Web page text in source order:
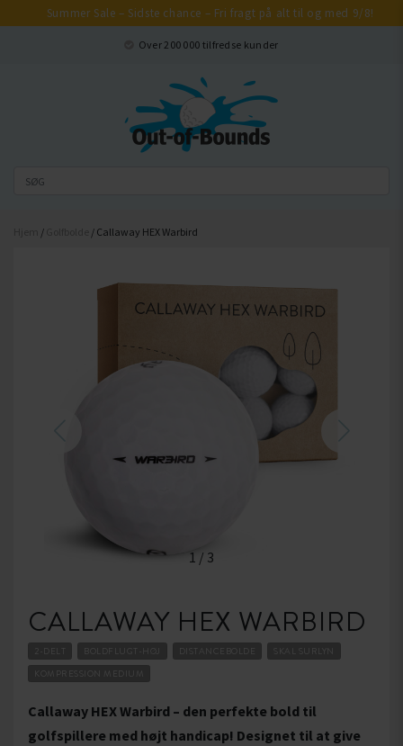
Summer Sale – Sidste chance – Fri fragt på alt til og med 9/8!
Over 200 000 tilfredse kunder
/ / Callaway HEX Warbird
1 / 3
CALLAWAY HEX WARBIRD
2-DELT BOLDFLUGT-HØJ DISTANCEBOLDE
KOMPRESSION MEDIUM
Callaway HEX Warbird – den perfekte bold til
golfspillere med højt handicap! Designet til at give